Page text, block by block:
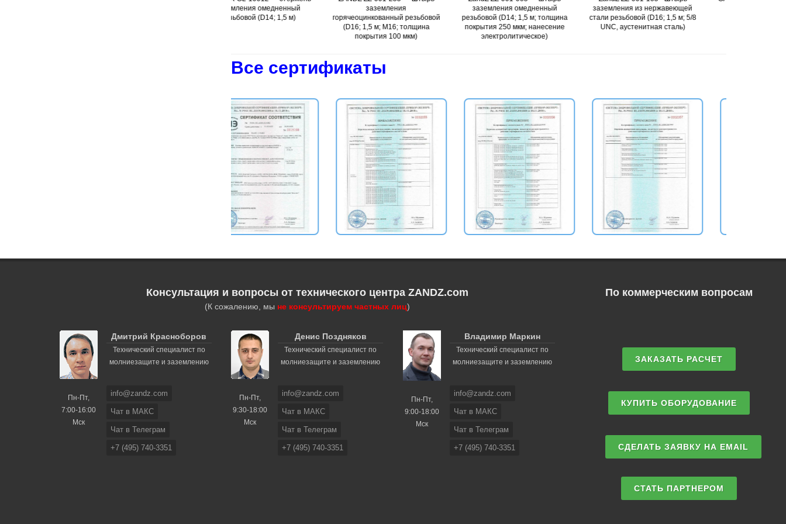
заземления
горячеоцинкованный резьбовой
(D16; 1,5 м; М16; толщина
заземления омедненный
резьбовой (D14; 1,5 м; толщина
покрытия 250 мкм; нанесение
электролитическое)
заземления из нержавеющей
стали резьбовой (D16; 1,5 м; 5/8
UNC, аустенитная сталь)
заземления омедненный
резьбовой (D17; 3 м)
Все сертификаты
Консультация и вопросы от технического центра ZANDZ.com
(К сожалению, мы не консультируем частных лиц)
Пн-Пт,
7:00-16:00
Мск
Дмитрий Красноборов
Технический специалист по
молниезащите и заземлению
info@zandz.com
Чат в МАКС
Чат в Телеграм
+7 (495) 740-3351
Пн-Пт,
9:30-18:00
Мск
Денис Поздняков
Технический специалист по
молниезащите и заземлению
info@zandz.com
Чат в МАКС
Чат в Телеграм
+7 (495) 740-3351
Пн-Пт,
9:00-18:00
Мск
Владимир Маркин
Технический специалист по
молниезащите и заземлению
info@zandz.com
Чат в МАКС
Чат в Телеграм
+7 (495) 740-3351
По коммерческим вопросам
ЗАКАЗАТЬ РАСЧЕТ
КУПИТЬ ОБОРУДОВАНИЕ
СДЕЛАТЬ ЗАЯВКУ НА EMAIL
СТАТЬ ПАРТНЕРОМ